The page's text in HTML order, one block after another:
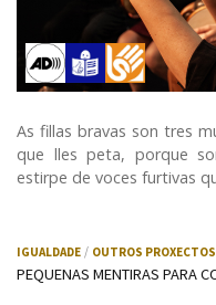
Audiodescrición
Lectura fácilLSE (Lingua de
As fillas bravas son tres
que lles peta, porque
estirpe de voces furtivas
IGUALDADE OUTROS PROXECTOS
PEQUENAS MENTIRAS PARA